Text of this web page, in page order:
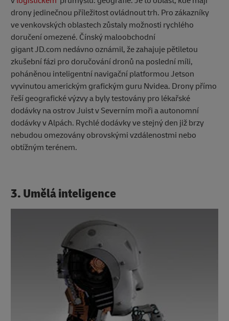
drony jedinečnou příležitost ovládnout trh. Pro zákazníky
ve venkovských oblastech zůstaly možnosti rychlého
doručení omezené. Čínský maloobchodní
gigant JD.com nedávno oznámil, že zahajuje pětiletou
zkušební fázi pro doručování dronů na poslední míli,
poháněnou inteligentní navigační platformou Jetson
vyvinutou americkým grafickým guru Nvidea. Drony přímo
řeší geografické výzvy a byly testovány pro lékařské
dodávky na ostrov Juist v Severním moři a autonomní
dodávky v Alpách. Rychlé dodávky ve stejný den již brzy
nebudou omezovány obrovskými vzdálenostmi nebo
obtížným terénem.
3. Umělá inteligence